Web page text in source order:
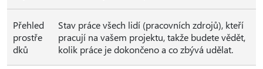
Přehled
prostře
dků
Stav práce všech lidí (pracovních zdrojů), kteří
pracují na vašem projektu, takže budete vědět,
kolik práce je dokončeno a co zbývá udělat.